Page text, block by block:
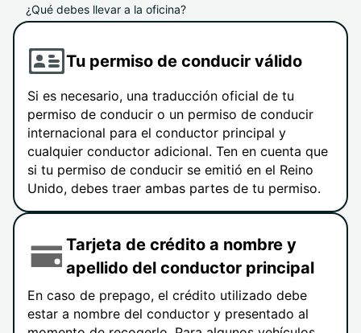
¿Qué debes llevar a la oficina?
Tu permiso de conducir válido
Si es necesario, una traducción oficial de tu
permiso de conducir o un permiso de conducir
internacional para el conductor principal y
cualquier conductor adicional. Ten en cuenta que
si tu permiso de conducir se emitió en el Reino
Unido, debes traer ambas partes de tu permiso.
Tarjeta de crédito a nombre y
apellido del conductor principal
En caso de prepago, el crédito utilizado debe
estar a nombre del conductor y presentado al